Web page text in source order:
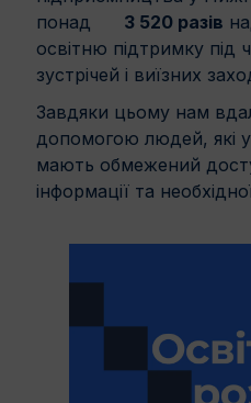
понад 3 520 разів
освітню підтримку під
зустрічей і виїзних
Завдяки цьому нам
допомогою людей, які
мають обмежений
інформації та